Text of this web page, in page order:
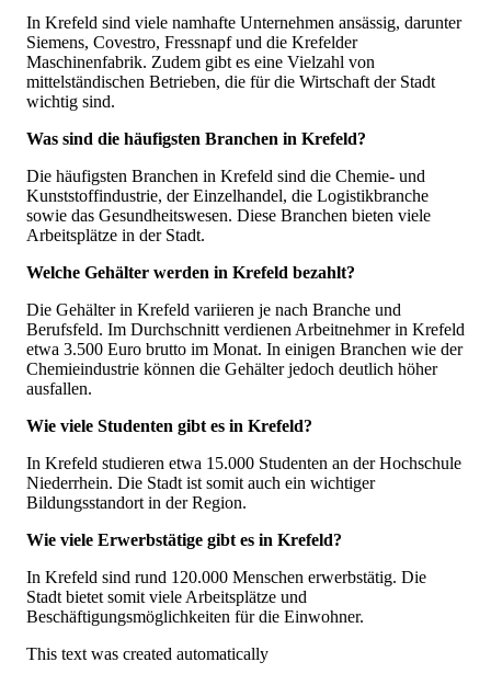
In Krefeld sind viele namhafte Unternehmen ansässig, darunter
Siemens, Covestro, Fressnapf und die Krefelder
Maschinenfabrik. Zudem gibt es eine Vielzahl von
mittelständischen Betrieben, die für die Wirtschaft der Stadt
wichtig sind.
Was sind die häufigsten Branchen in Krefeld?
Die häufigsten Branchen in Krefeld sind die Chemie- und
Kunststoffindustrie, der Einzelhandel, die Logistikbranche
sowie das Gesundheitswesen. Diese Branchen bieten viele
Arbeitsplätze in der Stadt.
Welche Gehälter werden in Krefeld bezahlt?
Die Gehälter in Krefeld variieren je nach Branche und
Berufsfeld. Im Durchschnitt verdienen Arbeitnehmer in Krefeld
etwa 3.500 Euro brutto im Monat. In einigen Branchen wie der
Chemieindustrie können die Gehälter jedoch deutlich höher
ausfallen.
Wie viele Studenten gibt es in Krefeld?
In Krefeld studieren etwa 15.000 Studenten an der Hochschule
Niederrhein. Die Stadt ist somit auch ein wichtiger
Bildungsstandort in der Region.
Wie viele Erwerbstätige gibt es in Krefeld?
In Krefeld sind rund 120.000 Menschen erwerbstätig. Die
Stadt bietet somit viele Arbeitsplätze und
Beschäftigungsmöglichkeiten für die Einwohner.
This text was created automatically